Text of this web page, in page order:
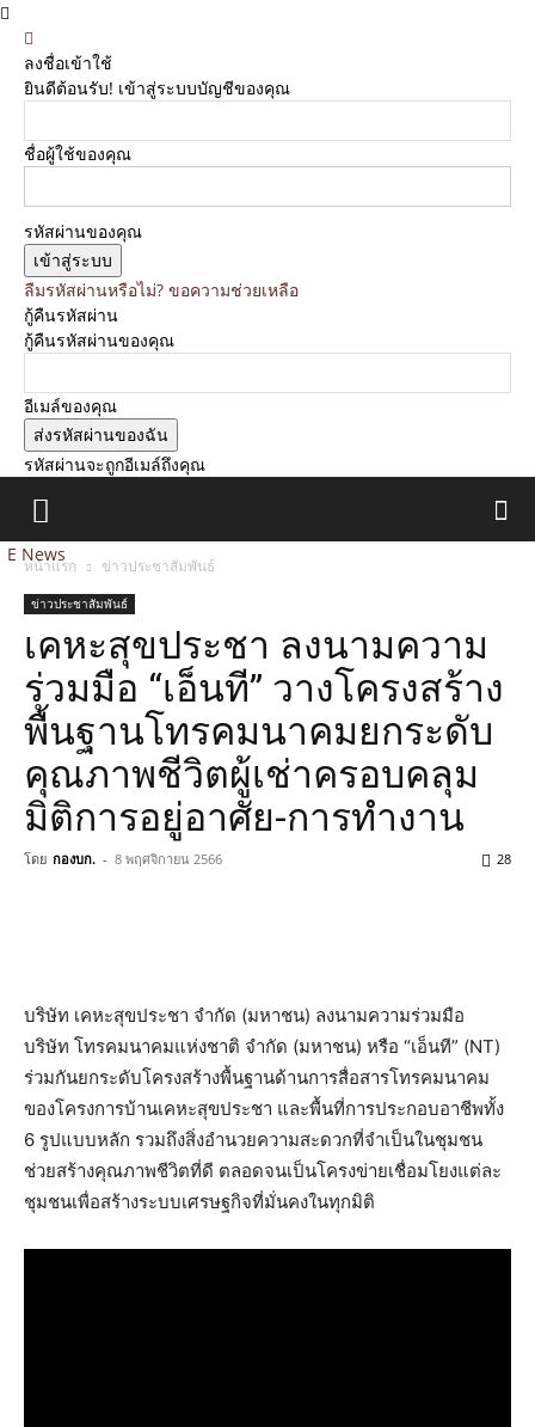
ลงชื่อเข้าใช้
ยินดีต้อนรับ! เข้าสู่ระบบบัญชีของคุณ
ชื่อผู้ใช้ของคุณ
รหัสผ่านของคุณ
ลืมรหัสผ่านหรือไม่? ขอความช่วยเหลือ
กู้คืนรหัสผ่าน
กู้คืนรหัสผ่านของคุณ
อีเมล์ของคุณ
รหัสผ่านจะถูกอีเมล์ถึงคุณ
E News
หน้าแรก ข่าวประชาสัมพันธ์
ข่าวประชาสัมพันธ์
เคหะสุขประชา ลงนามความ
ร่วมมือ “เอ็นที” วางโครงสร้าง
พื้นฐานโทรคมนาคมยกระดับ
คุณภาพชีวิตผู้เช่าครอบคลุม
มิติการอยู่อาศัย-การทำงาน
โดย กองบก. - 8 พฤศจิกายน 2566 28
บริษัท เคหะสุขประชา จำกัด (มหาชน) ลงนามความร่วมมือ
บริษัท โทรคมนาคมแห่งชาติ จำกัด (มหาชน) หรือ “เอ็นที” (NT)
ร่วมกันยกระดับโครงสร้างพื้นฐานด้านการสื่อสารโทรคมนาคม
ของโครงการบ้านเคหะสุขประชา และพื้นที่การประกอบอาชีพทั้ง
6 รูปแบบหลัก รวมถึงสิ่งอำนวยความสะดวกที่จำเป็นในชุมชน
ช่วยสร้างคุณภาพชีวิตที่ดี ตลอดจนเป็นโครงข่ายเชื่อมโยงแต่ละ
ชุมชนเพื่อสร้างระบบเศรษฐกิจที่มั่นคงในทุกมิติ